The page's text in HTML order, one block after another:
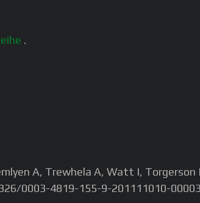
.
A, Trewhela A, Watt I, Torgerson
0003-4819-155-9-201111010-